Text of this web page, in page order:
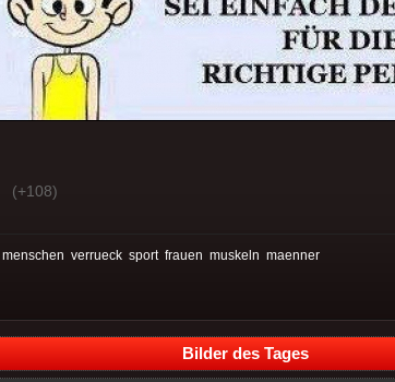
(+108)
menschen verrueck sport frauen muskeln maenner
Bilder des Tages